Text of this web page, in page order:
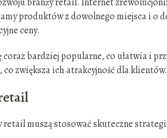
produktów z dowolnego miejsca i o
ceny.
bardziej popularne, co ułatwia i
zwiększa ich atrakcyjność dla klientów.
retail muszą stosować skuteczne